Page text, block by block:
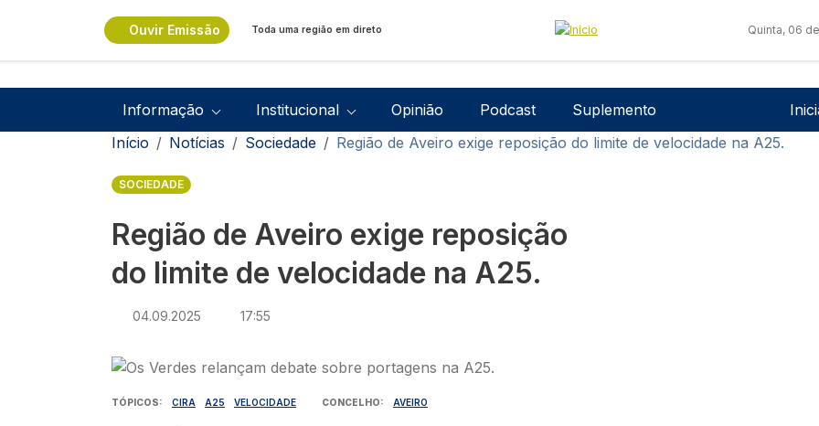
Ouvir Emissão Toda uma região em direto Quinta, 06
Navegação principal
Informação Institucional Opinião Podcast Suplemento
Navegação estrutural
Início Notícias Sociedade Região de Aveiro exige reposição do limite de velocidade na A25.
SOCIEDADE
Região de Aveiro exige reposição
do limite de velocidade na A25.
04.09.2025 17:55
Imagem
TÓPICOS CIRA A25 VELOCIDADE CONCELHO AVEIRO